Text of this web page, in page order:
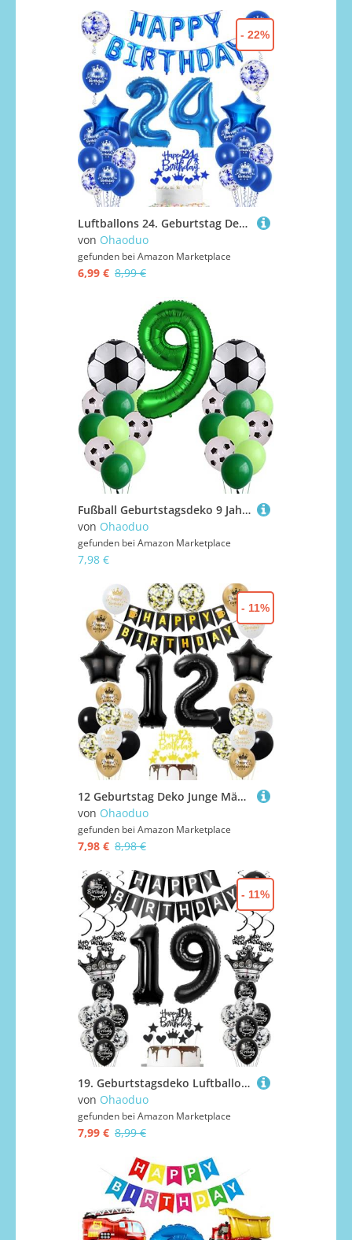
Luftballons 24. Geburtstag Dekoration mann blau happy birthday 24th Geburtstag Party Deko Set 24 geburtstag deko männer 24 jahre blau Folienballons
von Ohaoduo
gefunden bei Amazon Marketplace
6,99 € 8,99 €
- 22%
Fußball Geburtstagsdeko 9 Jahr, 9. Fußball Geburtstag Deko, 9. Fussball Deko Geburtstag Kinder, 9. Deko Junge, Luftballon 9. Luftballon für Fussball Party
von Ohaoduo
gefunden bei Amazon Marketplace
7,98 €
12 Geburtstag Deko Junge Mädchen, Gold Schwarz Party Deko 12. Geburtstag Junge Mädchen mit Luftballons Zahl 12 Tortendeko Happy Birthday Banner Ballons für Geburtstagsdeko 12 jahre
von Ohaoduo
gefunden bei Amazon Marketplace
7,98 € 8,98 €
- 11%
19. Geburtstagsdeko Luftballons Schwarz, Geburtstagsdeko 19 Jahr Männer, Schwarz Luftballon
von Ohaoduo
gefunden bei Amazon Marketplace
7,99 € 8,99 €
- 11%